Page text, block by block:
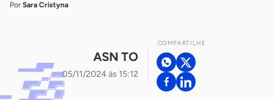
Por Sara Cristyna
ASN TO
05/11/2024 às 15:12
COMPARTILHE